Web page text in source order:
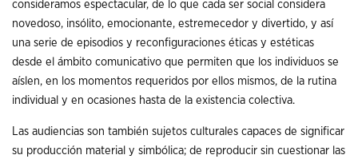
consideramos espectacular, de lo que cada ser social considera
novedoso, insólito, emocionante, estremecedor y divertido, y así
una serie de episodios y reconfiguraciones éticas y estéticas
desde el ámbito comunicativo que permiten que los individuos se
aíslen, en los momentos requeridos por ellos mismos, de la rutina
individual y en ocasiones hasta de la existencia colectiva.
Las audiencias son también sujetos culturales capaces de significar
su producción material y simbólica; de reproducir sin cuestionar las